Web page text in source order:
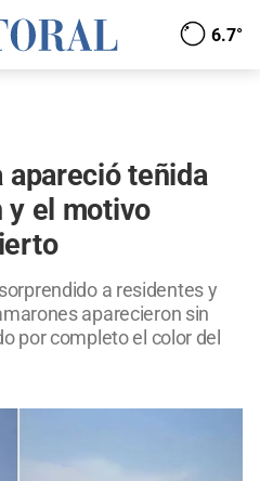
6.7°
apareció teñida
y el motivo
a residentes y
aparecieron sin
por completo el color del